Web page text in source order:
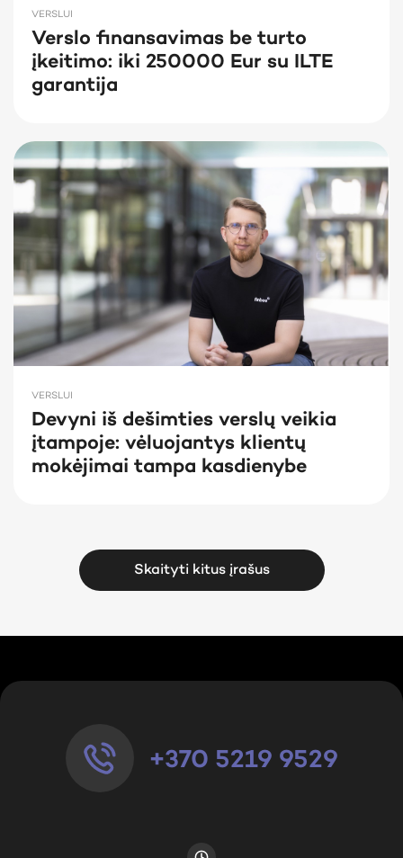
VERSLUI
Verslo finansavimas be turto
įkeitimo: iki 250000 Eur su ILTE
garantija
VERSLUI
Devyni iš dešimties verslų veikia
įtampoje: vėluojantys klientų
mokėjimai tampa kasdienybe
Skaityti kitus įrašus
+370 5219 9529